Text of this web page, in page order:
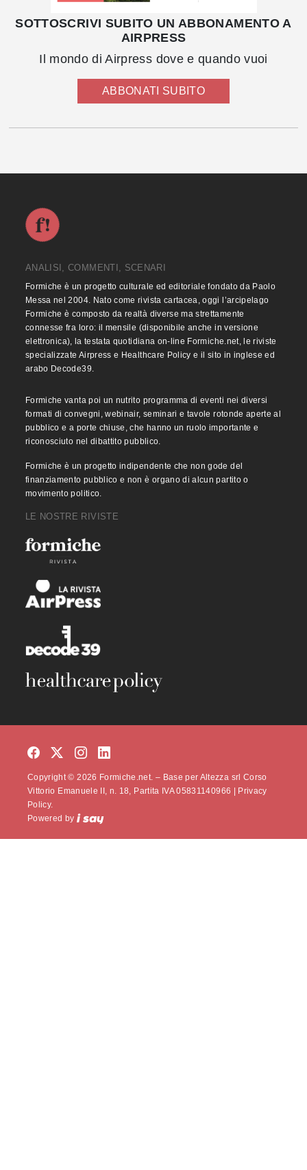
SOTTOSCRIVI SUBITO UN ABBONAMENTO A
AIRPRESS
Il mondo di Airpress dove e quando vuoi
ABBONATI SUBITO
ANALISI, COMMENTI, SCENARI
Formiche è un progetto culturale ed editoriale fondato da Paolo
Messa nel 2004. Nato come rivista cartacea, oggi l’arcipelago
Formiche è composto da realtà diverse ma strettamente
connesse fra loro: il mensile (disponibile anche in versione
elettronica), la testata quotidiana on-line Formiche.net, le riviste
specializzate Airpress e Healthcare Policy e il sito in inglese ed
arabo Decode39.
Formiche vanta poi un nutrito programma di eventi nei diversi
formati di convegni, webinair, seminari e tavole rotonde aperte al
pubblico e a porte chiuse, che hanno un ruolo importante e
riconosciuto nel dibattito pubblico.
Formiche è un progetto indipendente che non gode del
finanziamento pubblico e non è organo di alcun partito o
movimento politico.
LE NOSTRE RIVISTE
Copyright © 2026 Formiche.net. – Base per Altezza srl Corso
Vittorio Emanuele II, n. 18, Partita IVA 05831140966 | Privacy
Policy.
Powered by